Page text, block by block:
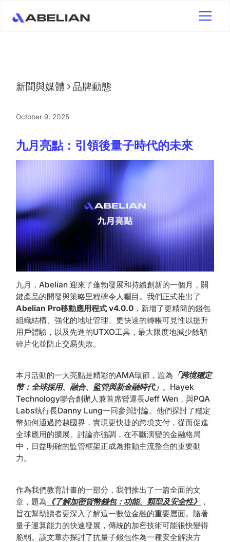
新聞與媒體 品牌動態
October 9, 2025
九月亮點：引領後量子時代的未來
九月，Abelian 迎來了蓬勃發展和持續創新的一個月，關
鍵產品的開發與策略里程碑令人矚目。我們正式推出了
Abelian Pro移動應用程式 v4.0.0，新增了更精簡的錢包
組織結構、強化的地址管理、更快速的轉帳可見性以提升
用戶體驗，以及先進的UTXO工具，最大限度地減少餘額
碎片化並防止交易失敗。
本月活動的一大亮點是精彩的AMA環節，題為 「跨境穩定
幣：全球採用、融合、監管與新金融時代」 。Hayek
Technology聯合創辦人兼首席營運長Jeff Wen，與PQA
Labs執行長Danny Lung一同參與討論。他們探討了穩定
幣如何通過跨越國界，實現更快捷的跨境支付，從而促進
全球應用的擴展。討論亦強調，在不斷演變的金融格局
中，日益明確的監管框架正成為推動主流整合的重要動
力。
作為我們教育計畫的一部分，我們推出了一篇全面的文
章，題為 《了解加密貨幣錢包：功能、類型及安全性》
，
旨在幫助讀者更深入了解這一數位金融的重要層面。隨著
量子運算能力的快速發展，傳統的加密技術可能很快變得
脆弱。該文章亦探討了抗量子錢包作為一種安全解決方